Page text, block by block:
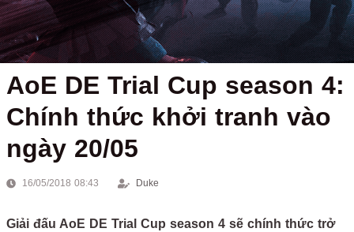
AoE DE Trial Cup season 4:
Chính thức khởi tranh vào
ngày 20/05
16/05/2018 08:43 Duke
Giải đấu AoE DE Trial Cup season 4 sẽ chính thức trở